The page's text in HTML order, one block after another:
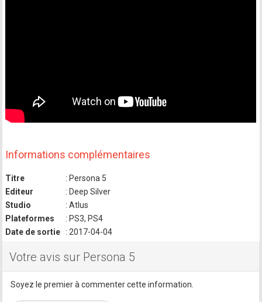
Informations complémentaires
Titre
: Persona 5
Editeur
: Deep Silver
Studio
: Atlus
Plateformes
: PS3, PS4
Date de sortie
: 2017-04-04
Votre avis sur Persona 5
Soyez le premier à commenter cette information.